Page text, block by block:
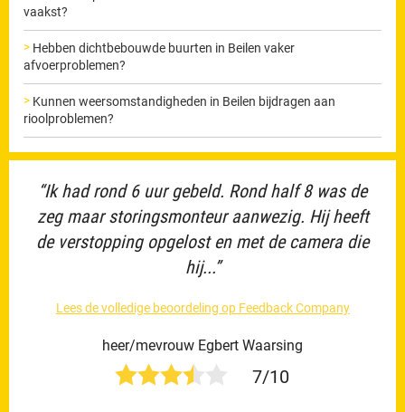
vaakst?
Hebben dichtbebouwde buurten in Beilen vaker
afvoerproblemen?
Kunnen weersomstandigheden in Beilen bijdragen aan
rioolproblemen?
“Ik had rond 6 uur gebeld. Rond half 8 was de
zeg maar storingsmonteur aanwezig. Hij heeft
de verstopping opgelost en met de camera die
hij...”
Lees de volledige beoordeling op Feedback Company
heer/mevrouw Egbert Waarsing
7/10